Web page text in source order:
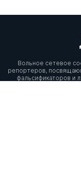
Вольное сетевое
репортеров,
фальсификаторов и